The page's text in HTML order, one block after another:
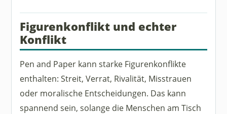
Figurenkonflikt und echter
Konflikt
Pen and Paper kann starke Figurenkonflikte
enthalten: Streit, Verrat, Rivalität, Misstrauen
oder moralische Entscheidungen. Das kann
spannend sein, solange die Menschen am Tisch